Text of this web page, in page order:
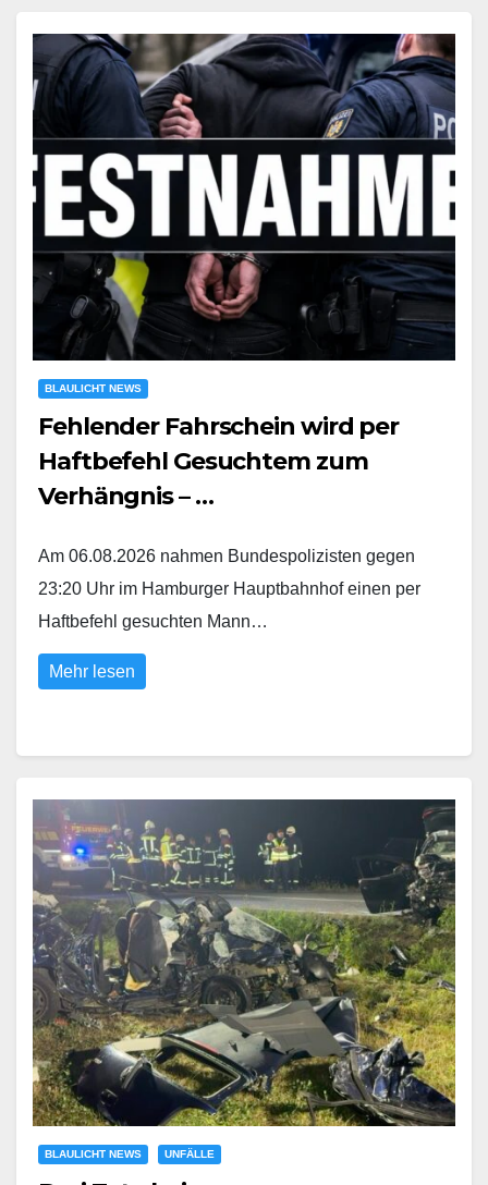
BLAULICHT NEWS
Fehlender Fahrschein wird per
Haftbefehl Gesuchtem zum
Verhängnis – …
Am 06.08.2026 nahmen Bundespolizisten gegen
23:20 Uhr im Hamburger Hauptbahnhof einen per
Haftbefehl gesuchten Mann…
Mehr lesen
BLAULICHT NEWS UNFÄLLE